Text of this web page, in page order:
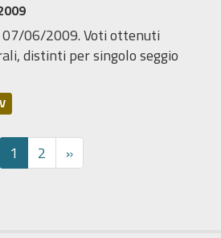
07/06/2009. Voti ottenuti
distinti per singolo seggio
1 2 »